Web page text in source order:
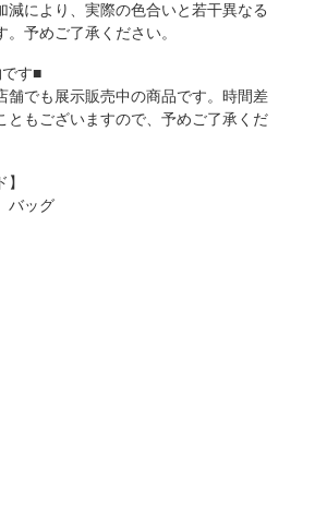
減により、実際の色合いと若干異なる
予めご了承ください。
す■
舗でも展示販売中の商品です。時間差
ともございますので、予めご了承くだ
バッグ